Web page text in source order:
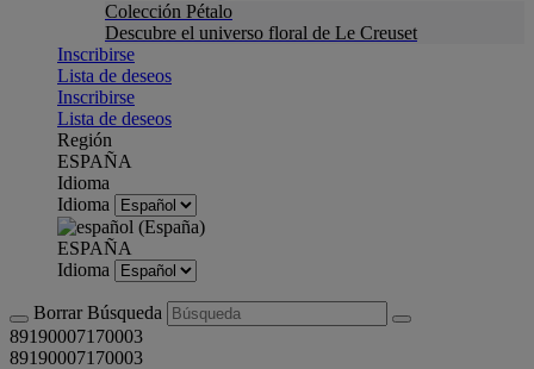
Colección Pétalo
Descubre el universo floral de Le Creuset
Inscribirse
Lista de deseos
Inscribirse
Lista de deseos
Región
ESPAÑA
Idioma
Idioma
ESPAÑA
Idioma
Borrar Búsqueda
89190007170003
89190007170003